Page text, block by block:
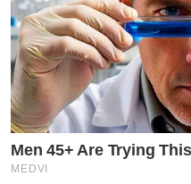
Men 45+ Are Trying
MEDVI